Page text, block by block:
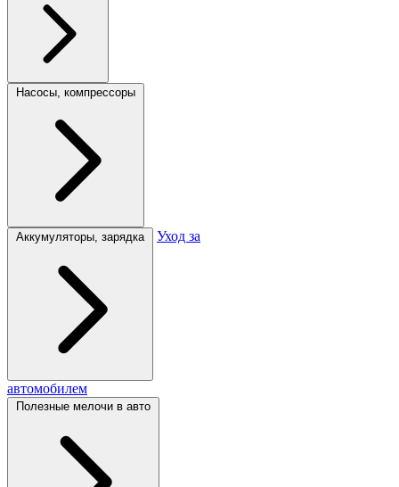
Насосы, компрессоры
Аккумуляторы, зарядка Уход за
автомобилем
Полезные мелочи в авто